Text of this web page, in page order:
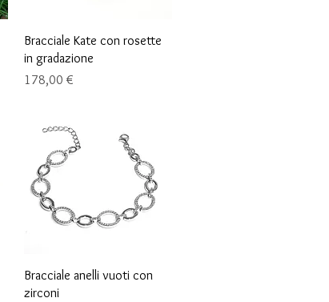
Vista rápida
Bracciale Kate con rosette
in gradazione
Precio
178,00 €
Vista rápida
Bracciale anelli vuoti con
zirconi